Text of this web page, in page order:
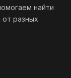
найти
разных